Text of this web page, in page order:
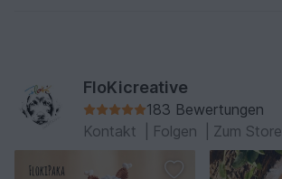
FloKicreative
183 Bewertungen
Kontakt
Folgen Zum Store